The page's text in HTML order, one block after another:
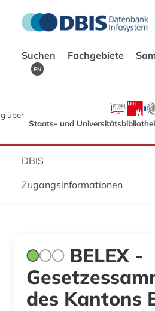
Suchen Fachgebiete
EN
über
Staats- und
DBIS
Zugangsinformationen
BELEX -
des Kantons